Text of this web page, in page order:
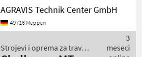
Hibiscus 1515 CD Profi 0020
Unterlenkeranhängung ,
Gelenkwelle 0030 2 Kreis
0040 hydraulisch K
AGRAVIS Technik Center GmbH
49716 Meppen
Strojevi i oprema za travu i
3
meseci